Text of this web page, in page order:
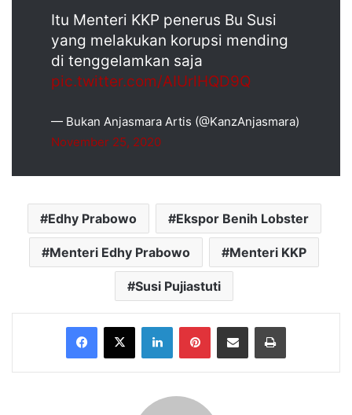
Itu Menteri KKP penerus Bu Susi
yang melakukan korupsi mending
di tenggelamkan saja
pic.twitter.com/AIUrlHQD9Q
— Bukan Anjasmara Artis (@KanzAnjasmara)
November 25, 2020
Edhy Prabowo Ekspor Benih Lobster
Menteri Edhy Prabowo Menteri KKP
Susi Pujiastuti
Facebook
X LinkedInPinterestShare via Email Print